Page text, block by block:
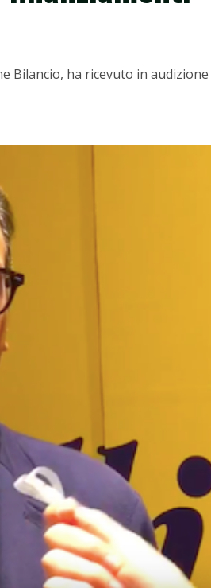
Bilancio, ha ricevuto in audizione